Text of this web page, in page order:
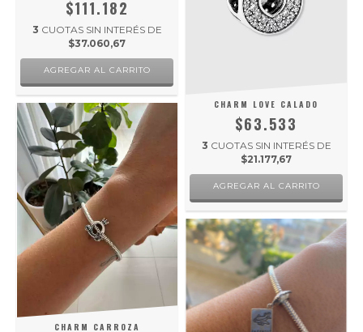
$111.182
3 CUOTAS SIN INTERÉS DE
$37.060,67
AGREGAR AL CARRITO
CHARM LOVE CALADO
$63.533
3 CUOTAS SIN INTERÉS DE
$21.177,67
AGREGAR AL CARRITO
CHARM CARROZA